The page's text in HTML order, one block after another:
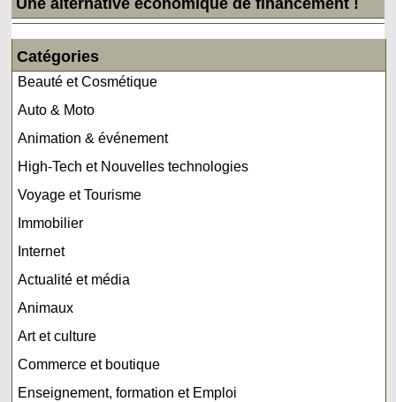
Catégories
Beauté et Cosmétique
Auto & Moto
Animation & événement
High-Tech et Nouvelles technologies
Voyage et Tourisme
Immobilier
Internet
Actualité et média
Animaux
Art et culture
Commerce et boutique
Enseignement, formation et Emploi